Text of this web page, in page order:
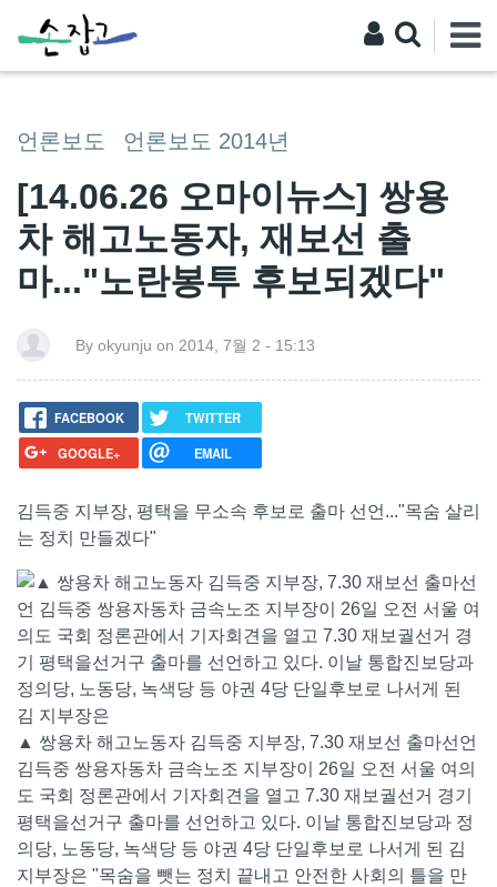
언론보도 언론보도 2014년
[14.06.26 오마이뉴스] 쌍용
차 해고노동자, 재보선 출
마..."노란봉투 후보되겠다"
By okyunju on 2014, 7월 2 - 15:13
FACEBOOK
TWITTER
GOOGLE+
EMAIL
김득중 지부장, 평택을 무소속 후보로 출마 선언..."목숨 살리
는 정치 만들겠다"
▲ 쌍용차 해고노동자 김득중 지부장, 7.30 재보선 출마선언
김득중 쌍용자동차 금속노조 지부장이 26일 오전 서울 여의
도 국회 정론관에서 기자회견을 열고 7.30 재보궐선거 경기
평택을선거구 출마를 선언하고 있다. 이날 통합진보당과 정
의당, 노동당, 녹색당 등 야권 4당 단일후보로 나서게 된 김
지부장은 "목숨을 뺏는 정치 끝내고 안전한 사회의 틀을 만